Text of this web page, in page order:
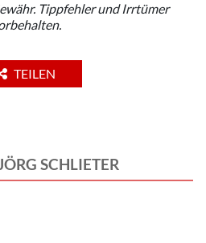
Tippfehler und Irrtümer
TEILEN
SCHLIETER